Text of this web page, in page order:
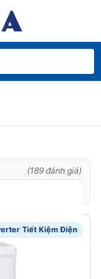
Kho
Tiết Kiệm Điện
(189 đánh giá)